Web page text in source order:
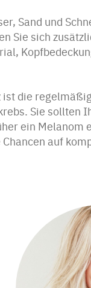
Sand und
Sie sich
die
Sie sollten
ein Melanom
auf